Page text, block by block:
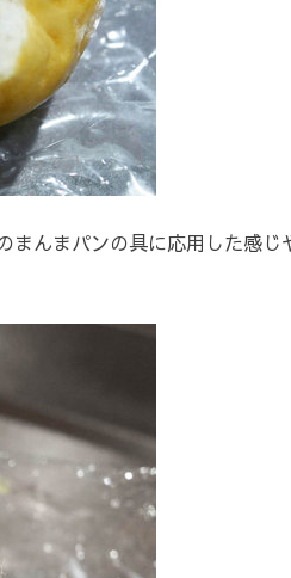
んまパンの具に応用した感じ